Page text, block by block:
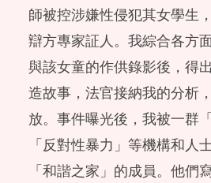
師被控涉嫌性侵犯其女學生
辯方專家証人。我綜合各方
與該女童的作供錄影後，得
造故事，法官接納我的分析
放。事件曝光後，我被一群
「反對性暴力」等機構和人
「和諧之家」的成員。他們